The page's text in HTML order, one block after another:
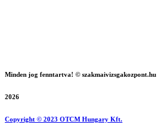
Minden jog fenntartva! © szakmaivizsgakozpont.hu
2026
Copyright © 2023 OTCM Hungary Kft.